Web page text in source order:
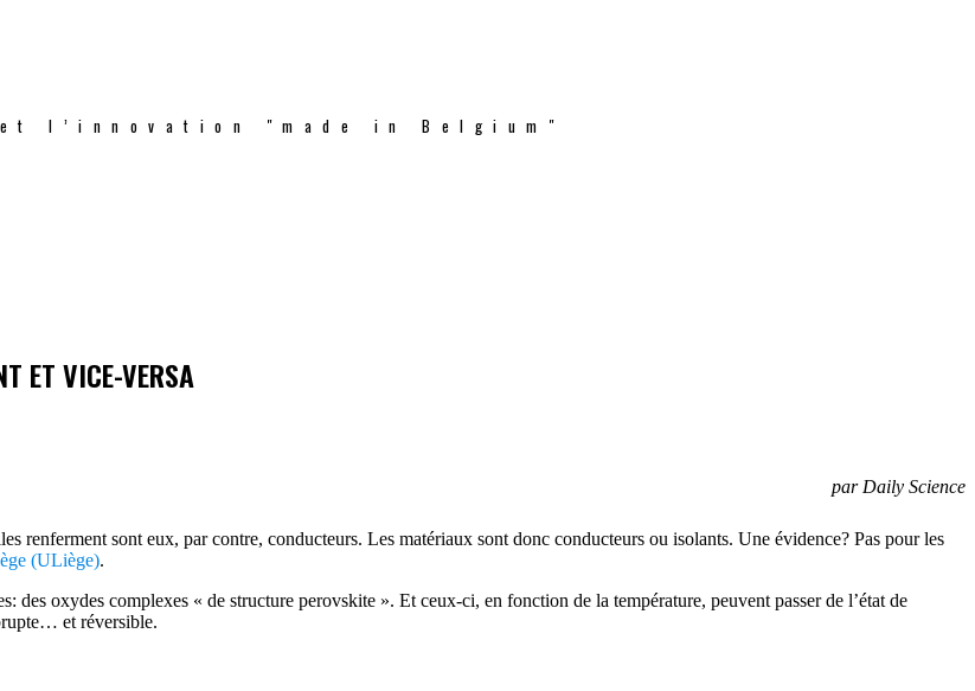
l’innovation "made in Belgium"
ET VICE-VERSA
par Daily Science
renferment sont eux, par contre, conducteurs. Les matériaux sont donc conducteurs ou isolants. Une évidence? Pas pour les
(ULiège).
des oxydes complexes « de structure perovskite ». Et ceux-ci, en fonction de la température, peuvent passer de l’état de
et réversible.